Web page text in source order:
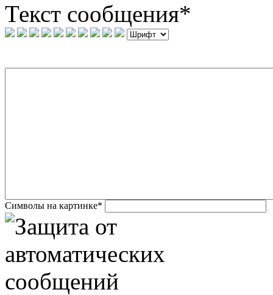
Текст сообщения*
Символы на картинке*